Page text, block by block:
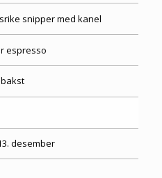
snipper med kanel
espresso
desember